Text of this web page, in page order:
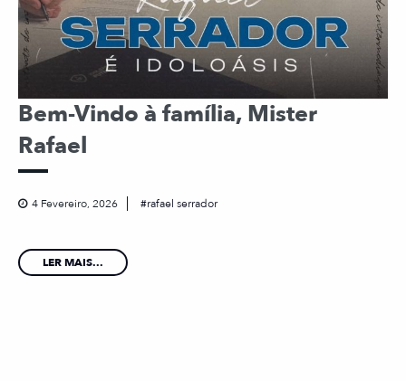
Bem-Vindo à família, Mister
Rafael
4 Fevereiro, 2026 rafael serrador
LER MAIS...